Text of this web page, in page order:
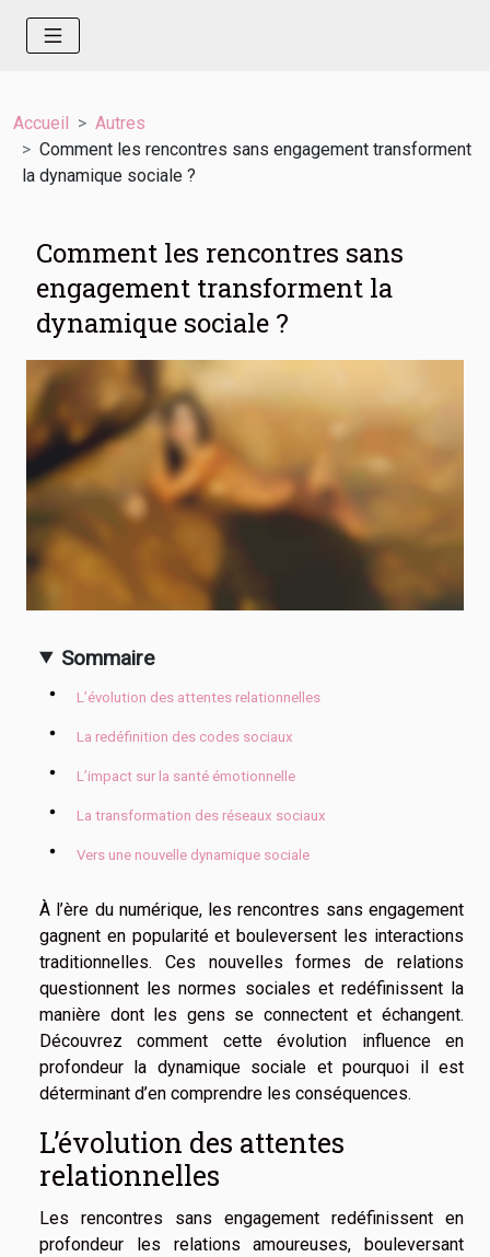
Accueil
Autres
Comment les rencontres sans engagement transforment
la dynamique sociale ?
Comment les rencontres sans
engagement transforment la
dynamique sociale ?
Sommaire
L’évolution des attentes relationnelles
La redéfinition des codes sociaux
L’impact sur la santé émotionnelle
La transformation des réseaux sociaux
Vers une nouvelle dynamique sociale
À l’ère du numérique, les rencontres sans engagement
gagnent en popularité et bouleversent les interactions
traditionnelles. Ces nouvelles formes de relations
questionnent les normes sociales et redéfinissent la
manière dont les gens se connectent et échangent.
Découvrez comment cette évolution influence en
profondeur la dynamique sociale et pourquoi il est
déterminant d’en comprendre les conséquences.
L’évolution des attentes
relationnelles
Les rencontres sans engagement redéfinissent en
profondeur les relations amoureuses, bouleversant